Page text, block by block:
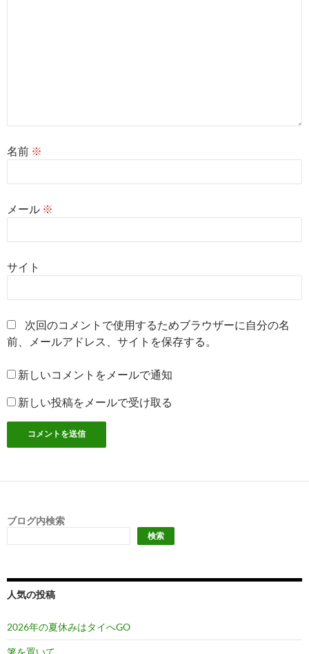
名前 ※
メール ※
サイト
次回のコメントで使用するためブラウザーに自分の名
前、メールアドレス、サイトを保存する。
新しいコメントをメールで通知
新しい投稿をメールで受け取る
ブログ内検索
検索
人気の投稿
2026年の夏休みはタイへGO